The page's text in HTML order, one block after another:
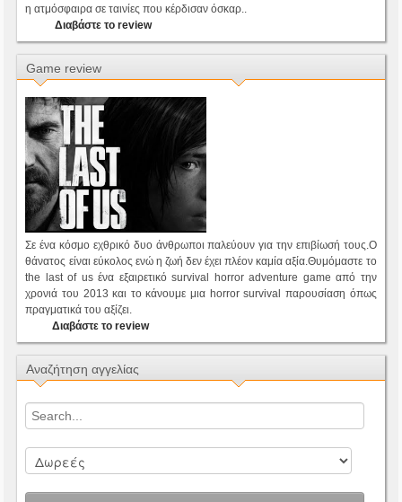
η ατμόσφαιρα σε ταινίες που κέρδισαν όσκαρ..
Διαβάστε το review
Game review
Σε ένα κόσμο εχθρικό δυο άνθρωποι παλεύουν για την επιβίωσή τους.Ο
θάνατος είναι εύκολος ενώ η ζωή δεν έχει πλέον καμία αξία.Θυμόμαστε το
the last of us ένα εξαιρετικό survival horror adventure game από την
χρονιά του 2013 και το κάνουμε μια horror survival παρουσίαση όπως
πραγματικά του αξίζει.
Διαβάστε το review
Αναζήτηση αγγελίας